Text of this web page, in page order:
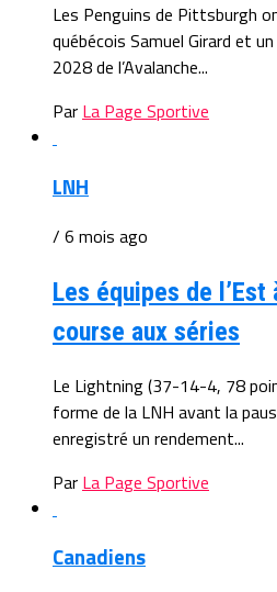
Les Penguins de Pittsburgh
québécois Samuel Girard et
2028 de l’Avalanche...
Par La Page Sportive
LNH
/ 6 mois ago
Les équipes de
course aux séries
Le Lightning (37-14-4, 78
forme de la LNH avant la
enregistré un rendement...
Par La Page Sportive
Canadiens